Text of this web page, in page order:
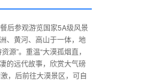
后参观游览国家5A级风景
、黄河、高山于一体，地
”。重温“大漠孤烟直，
的远代故事，欣赏大气磅
，后前往大漠景区，可自